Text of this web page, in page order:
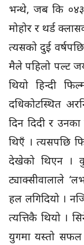
भन्थे, जब कि
मोहोर र थर्ड
त्यसको दुई
मैले पहिलो पल्ट
थियो हिन्दी
दधिकोटस्थित
दिन दिदी र
थिएँ । त्यसपछि
देखेको थिएन ।
ट्याक्सीवालाले
हल लगिदियो ।
त्यत्तिकै थियो ।
युगमा यस्तो सफल